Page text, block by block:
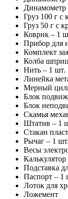
Груз 100 г с
Груз 50 г с
Коврик – 1
Прибор для
Комплект
Колба
Нить – 1 шт.
Линейка
Мерный
Блок
Блок
Скамья
Штатив – 1
Стакан
Рычаг – 1 шт.
Весы
Подставка
Паспорт – 1
Лоток для
Ложемент